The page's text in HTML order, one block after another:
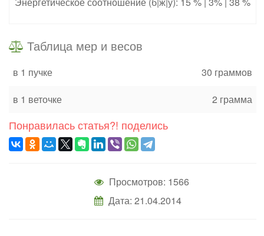
Таблица мер и весов
в 1 пучке
30 граммов
в 1 веточке
2 грамма
Понравилась статья?! поделись
Просмотров: 1566
Дата: 21.04.2014